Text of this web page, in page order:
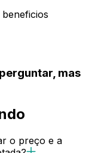
mas
o preço e a